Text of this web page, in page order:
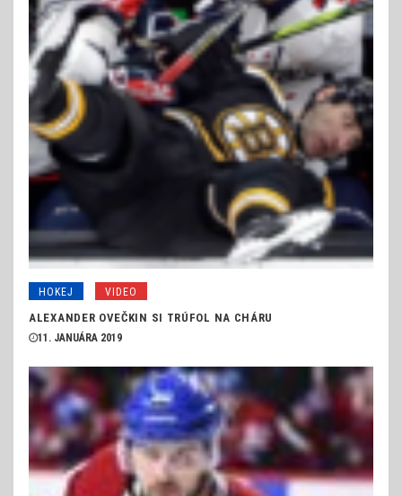
HOKEJ VIDEO
ALEXANDER OVEČKIN SI TRÚFOL NA CHÁRU
11. JANUÁRA 2019